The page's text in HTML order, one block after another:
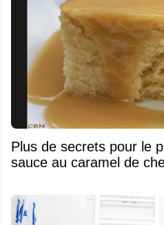
Plus de secrets pour le
sauce au caramel de